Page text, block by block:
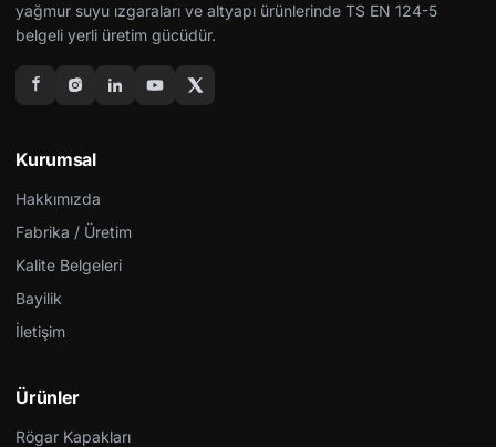
yağmur suyu ızgaraları ve altyapı ürünlerinde TS EN 124-5
belgeli yerli üretim gücüdür.
Kurumsal
Hakkımızda
Fabrika / Üretim
Kalite Belgeleri
Bayilik
İletişim
Ürünler
Rögar Kapakları